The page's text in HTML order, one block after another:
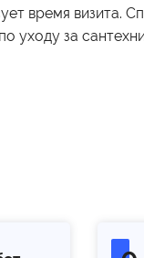
время визита.
уходу за